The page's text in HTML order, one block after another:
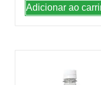
Adicionar ao